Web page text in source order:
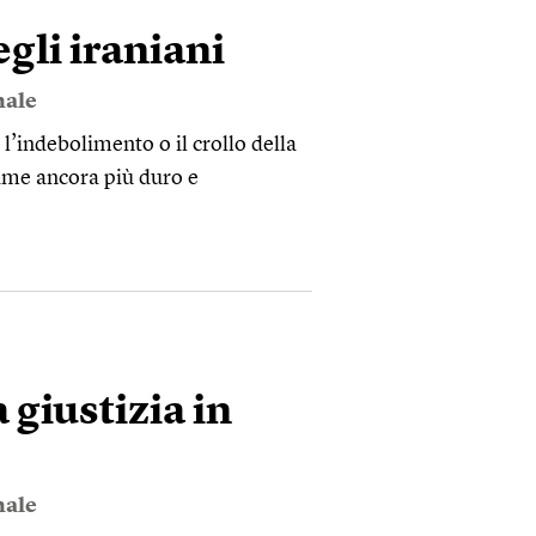
iraniani
l’indebolimento o il crollo della
ancora più duro e
giustizia in